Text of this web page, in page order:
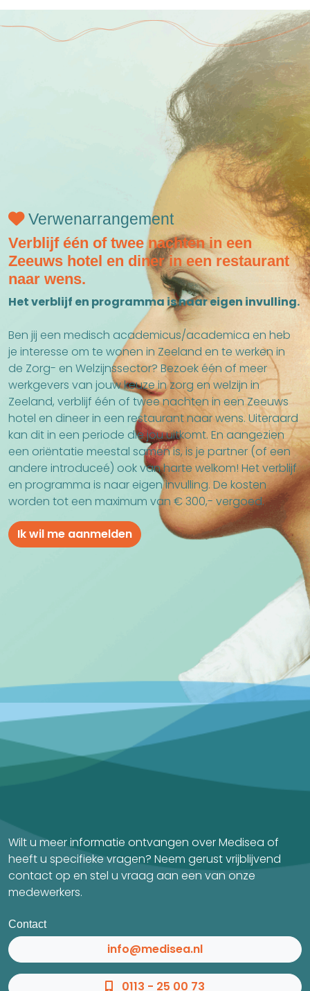
Verwenarrangement
Verblijf één of twee nachten in een
Zeeuws hotel en diner in een restaurant
naar wens.
Het verblijf en programma is naar eigen invulling.
Ben jij een medisch academicus/academica en heb
je interesse om te wonen in Zeeland en te werken in
de Zorg- en Welzijnssector? Bezoek één of meer
werkgevers van jouw keuze in zorg en welzijn in
Zeeland, verblijf één of twee nachten in een Zeeuws
hotel en dineer in een restaurant naar wens. Uiteraard
kan dit in een periode die jou uitkomt. En aangezien
een oriëntatie meestal samen is, is je partner (of een
andere introduceé) ook van harte welkom! Het verblijf
en programma is naar eigen invulling. De kosten
worden tot een maximum van € 300,- vergoed.
Ik wil me aanmelden
Wilt u meer informatie ontvangen over Medisea of
heeft u specifieke vragen? Neem gerust vrijblijvend
contact op en stel u vraag aan een van onze
medewerkers.
Contact
info@medisea.nl
0113 - 25 00 73